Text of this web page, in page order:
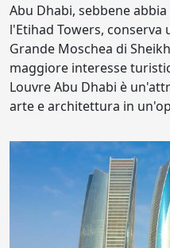
Abu Dhabi, sebbene
l'Etihad Towers, conserva
Grande Moschea di
maggiore interesse
Louvre Abu Dhabi è
arte e architettura in